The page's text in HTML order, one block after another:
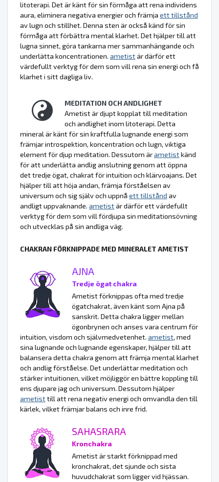
litoterapi. Det är känt för sin förmåga att rena individens
aura, eliminera negativa energier och främja ett tillstånd
av lugn och stillhet. Denna sten är också känd för sin
förmåga att förbättra mental klarhet. Det hjälper till att
lugna sinnet, göra tankarna mer sammanhängande och
underlätta koncentrationen. ametistär därför ett
värdefullt verktyg för dem som vill rena sin energi och få
klarhet i sitt dagliga liv.
MEDITATION OCH ANDLIGHET
Ametist är djupt kopplat till meditation
och andlighet inom litoterapi. Detta
mineral är känt för sin kraftfulla lugnande energi som
främjar introspektion, koncentration och lugn, viktiga
element för djup meditation. Dessutom ärametistkänd
för att underlätta andlig anslutning genom att öppna
det tredje ögat, chakrat för intuition och klärvoajans. Det
hjälper till att höja andan, främja förståelsen av
universum och sig själv och uppnå ett tillstånd av
andligt uppvaknande. ametistär därför ett värdefullt
verktyg för dem som vill fördjupa sin meditationsövning
och utvecklas på sin andliga väg.
CHAKRAN FÖRKNIPPADE MED MINERALET AMETIST
AJNA
Tredje ögat chakra
Ametist förknippas ofta med tredje
ögatchakrat, även känt som Ajna på
sanskrit. Detta chakra ligger mellan
ögonbrynen och anses vara centrum för
intuition, visdom och självmedvetenhet. ametist, med
sina lugnande och lugnande egenskaper, hjälper till att
balansera detta chakra genom att främja mental klarhet
och andlig förståelse. Det underlättar meditation och
stärker intuitionen, vilket möjliggör en bättre koppling till
ens djupare jag och universum. Dessutom hjälper
ametisttill att rena negativ energi och omvandla den till
kärlek, vilket främjar balans och inre frid.
SAHASRARA
Kronchakra
Ametist är starkt förknippad med
kronchakrat, det sjunde och sista
huvudchakrat som ligger vid hjässan.